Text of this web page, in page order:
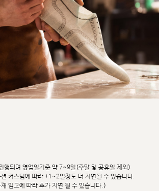
행되며 영업일기준 약 7~9일(주말 및 공휴일 제외)
커스텀에 따라 +1~2일정도 더 지연될 수 있습니다.
입고에 따라 추가 지연 될 수 있습니다.)